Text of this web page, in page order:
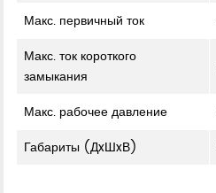
Макс. первичный ток
Макс. ток короткого
замыкания
Макс. рабочее давление
Габариты (ДxШxВ)